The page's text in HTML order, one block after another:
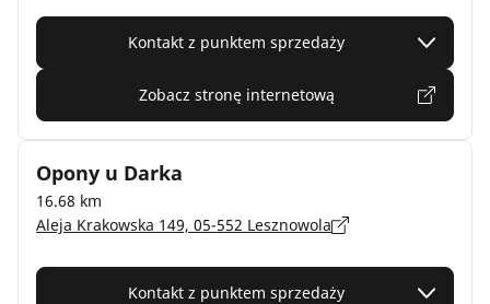
Kontakt z punktem sprzedaży
Zobacz stronę internetową
Opony u Darka
16.68 km
Aleja Krakowska 149, 05-552 Lesznowola
Kontakt z punktem sprzedaży